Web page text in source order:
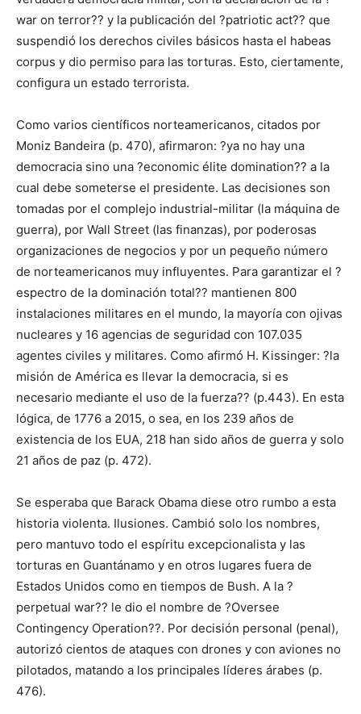
war on terror?? y la publicación del ?patriotic act?? que
suspendió los derechos civiles básicos hasta el habeas
corpus y dio permiso para las torturas. Esto, ciertamente,
configura un estado terrorista.
Como varios científicos norteamericanos, citados por
Moniz Bandeira (p. 470), afirmaron: ?ya no hay una
democracia sino una ?economic élite domination?? a la
cual debe someterse el presidente. Las decisiones son
tomadas por el complejo industrial-militar (la máquina de
guerra), por Wall Street (las finanzas), por poderosas
organizaciones de negocios y por un pequeño número
de norteamericanos muy influyentes. Para garantizar el ?
espectro de la dominación total?? mantienen 800
instalaciones militares en el mundo, la mayoría con ojivas
nucleares y 16 agencias de seguridad con 107.035
agentes civiles y militares. Como afirmó H. Kissinger: ?la
misión de América es llevar la democracia, si es
necesario mediante el uso de la fuerza?? (p.443). En esta
lógica, de 1776 a 2015, o sea, en los 239 años de
existencia de los EUA, 218 han sido años de guerra y solo
21 años de paz (p. 472).
Se esperaba que Barack Obama diese otro rumbo a esta
historia violenta. Ilusiones. Cambió solo los nombres,
pero mantuvo todo el espíritu excepcionalista y las
torturas en Guantánamo y en otros lugares fuera de
Estados Unidos como en tiempos de Bush. A la ?
perpetual war?? le dio el nombre de ?Oversee
Contingency Operation??. Por decisión personal (penal),
autorizó cientos de ataques con drones y con aviones no
pilotados, matando a los principales líderes árabes (p.
476).